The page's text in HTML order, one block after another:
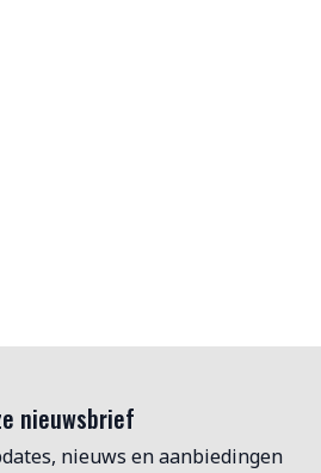
nieuwsbrief
nieuws en aanbiedingen